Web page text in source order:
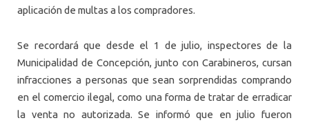
aplicación de multas a los compradores.
Se recordará que desde el 1 de julio, inspectores de la
Municipalidad de Concepción, junto con Carabineros, cursan
infracciones a personas que sean sorprendidas comprando
en el comercio ilegal, como una forma de tratar de erradicar
la venta no autorizada. Se informó que en julio fueron